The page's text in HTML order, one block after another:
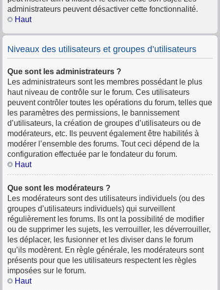
administrateurs peuvent désactiver cette fonctionnalité.
Haut
Niveaux des utilisateurs et groupes d’utilisateurs
Que sont les administrateurs ?
Les administrateurs sont les membres possédant le plus
haut niveau de contrôle sur le forum. Ces utilisateurs
peuvent contrôler toutes les opérations du forum, telles que
les paramètres des permissions, le bannissement
d’utilisateurs, la création de groupes d’utilisateurs ou de
modérateurs, etc. Ils peuvent également être habilités à
modérer l’ensemble des forums. Tout ceci dépend de la
configuration effectuée par le fondateur du forum.
Haut
Que sont les modérateurs ?
Les modérateurs sont des utilisateurs individuels (ou des
groupes d’utilisateurs individuels) qui surveillent
régulièrement les forums. Ils ont la possibilité de modifier
ou de supprimer les sujets, les verrouiller, les déverrouiller,
les déplacer, les fusionner et les diviser dans le forum
qu’ils modèrent. En règle générale, les modérateurs sont
présents pour que les utilisateurs respectent les règles
imposées sur le forum.
Haut